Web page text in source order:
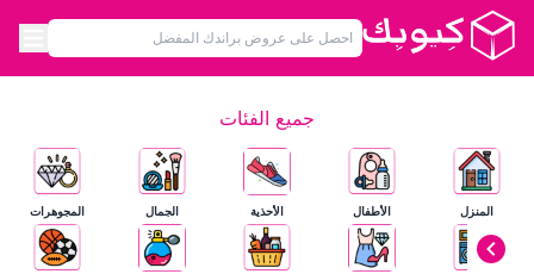
جميع الفئات
المنزل الأطفال الأحذية الجمال المجوهرات